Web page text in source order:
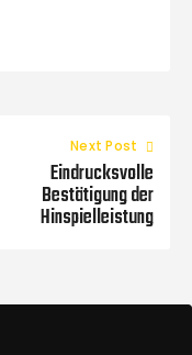
Next Post
Eindrucksvolle
Bestätigung der
Hinspielleistung